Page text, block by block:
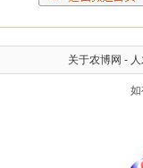
关于农博网 -